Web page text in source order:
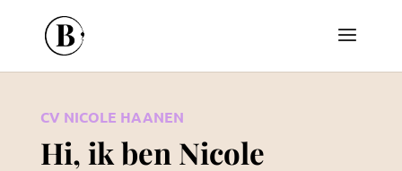
CV NICOLE HAANEN
Hi, ik ben Nicole